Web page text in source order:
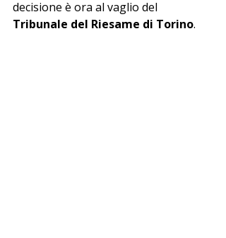
decisione è ora al vaglio del
Tribunale del Riesame di Torino.